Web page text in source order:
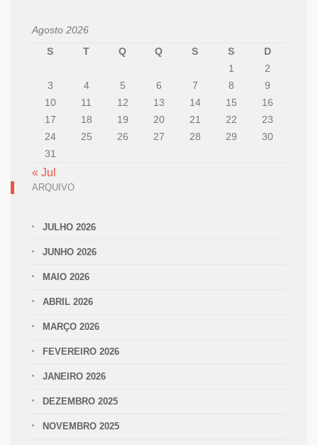
Agosto 2026
S
T Q Q S S
D
1
2
3
4 5 6 7 8
9
10
11 12 13 14 15
16
17
18 19 20 21 22
23
24
25 26 27 28 29
30
31
« Jul
ARQUIVO
JULHO 2026
JUNHO 2026
MAIO 2026
ABRIL 2026
MARÇO 2026
FEVEREIRO 2026
JANEIRO 2026
DEZEMBRO 2025
NOVEMBRO 2025